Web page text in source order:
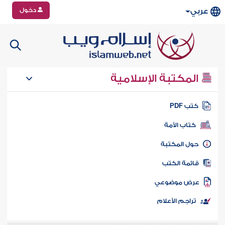
عربي دخول
المكتبة الإسلامية
كتب PDF
كتاب الأمة
المكتبة
الكتب
موضوعي